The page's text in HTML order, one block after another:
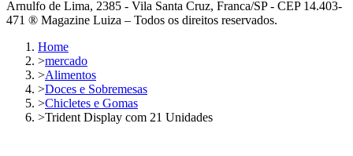
Arnulfo de Lima, 2385 - Vila Santa Cruz, Franca/SP - CEP 14.403-
471 ® Magazine Luiza – Todos os direitos reservados.
Home
>mercado
>Alimentos
>Doces e Sobremesas
>Chicletes e Gomas
>Trident Display com 21 Unidades